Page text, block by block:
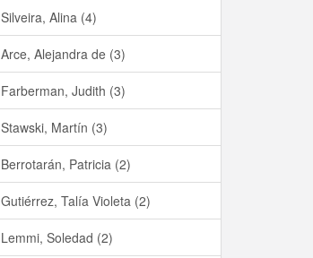
Silveira, Alina (4)
Arce, Alejandra de (3)
Farberman, Judith (3)
Stawski, Martín (3)
Berrotarán, Patricia (2)
Gutiérrez, Talía Violeta (2)
Lemmi, Soledad (2)